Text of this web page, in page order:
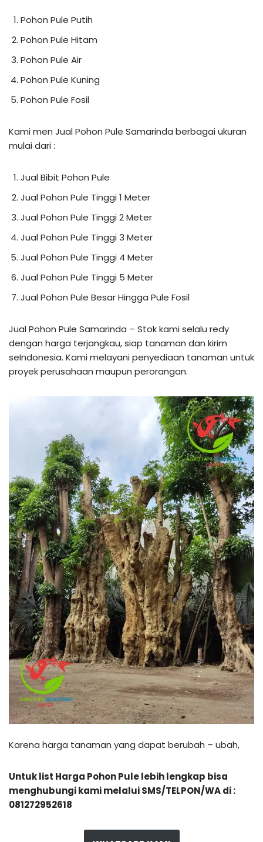
Pohon Pule Putih
Pohon Pule Hitam
Pohon Pule Air
Pohon Pule Kuning
Pohon Pule Fosil
Kami men Jual Pohon Pule Samarinda berbagai ukuran
mulai dari :
Jual Bibit Pohon Pule
Jual Pohon Pule Tinggi 1 Meter
Jual Pohon Pule Tinggi 2 Meter
Jual Pohon Pule Tinggi 3 Meter
Jual Pohon Pule Tinggi 4 Meter
Jual Pohon Pule Tinggi 5 Meter
Jual Pohon Pule Besar Hingga Pule Fosil
Jual Pohon Pule Samarinda – Stok kami selalu redy
dengan harga terjangkau, siap tanaman dan kirim
seIndonesia. Kami melayani penyediaan tanaman untuk
proyek perusahaan maupun perorangan.
Karena harga tanaman yang dapat berubah – ubah,
Untuk list Harga Pohon Pule lebih lengkap bisa
menghubungi kami melalui SMS/TELPON/WA di :
081272952618